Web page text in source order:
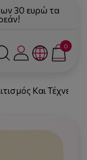
30 ευρώ τα
0
Και Τέχνες